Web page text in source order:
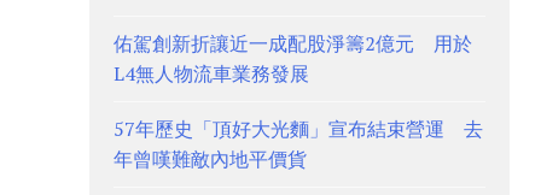
佑駕創新折讓近一成配股淨籌2億元 用於
L4無人物流車業務發展
57年歷史「頂好大光麵」宣布結束營運 去
年曾嘆難敵內地平價貨